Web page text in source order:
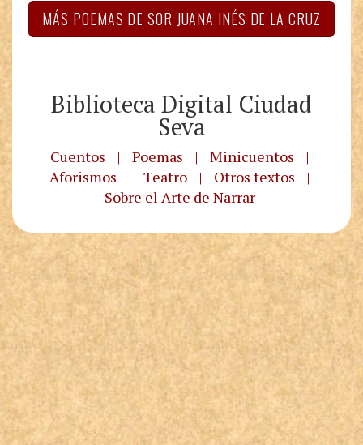
MÁS POEMAS DE SOR JUANA INÉS DE LA CRUZ
Biblioteca Digital Ciudad
Seva
Cuentos | Poemas | Minicuentos
|
Aforismos
| Teatro | Otros textos
|
Sobre el Arte de Narrar